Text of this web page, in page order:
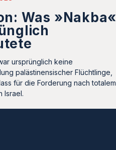
Was »Nakba«
ursprünglich keine
palästinensischer Flüchtlinge,
für die Forderung nach totalem
Israel.